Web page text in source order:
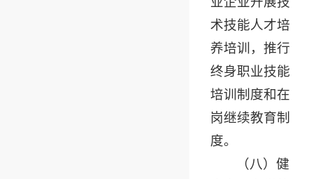
术技能人才培
养培训，推行
终身职业技能
培训制度和在
岗继续教育制
度。
（八）健